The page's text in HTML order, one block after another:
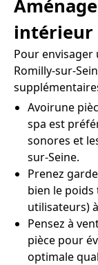
intérieur
Pour
Romilly-sur-
Avoirune
spa est
sonores et
sur-Seine.
Prenez
bien le poids
utilisateurs)
Pensez à
pièce pour
optimale